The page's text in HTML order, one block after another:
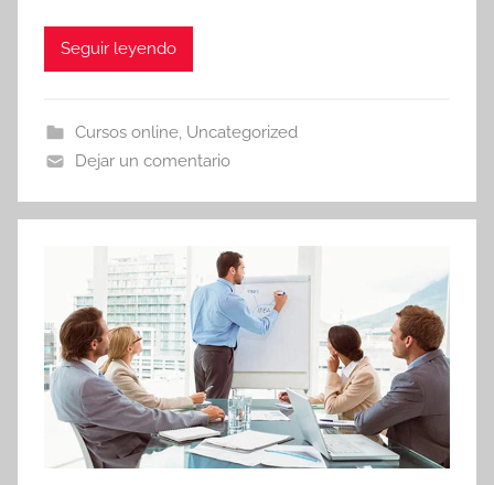
Seguir leyendo
Cursos online, Uncategorized
Dejar un comentario